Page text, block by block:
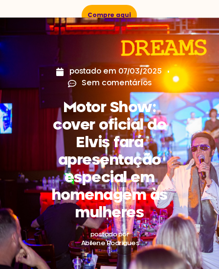
Compre aqui
postado em 07/03/2025
Sem comentários
Motor Show:
cover oficial do
Elvis fará
apresentação
especial em
homenagem às
mulheres
postado por
Abilene Rodrigues